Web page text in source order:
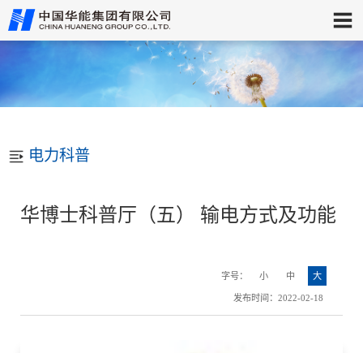
电力科普
华博士科普厅（五） 输电方式及功能
字号： 小 中 大
发布时间：2022-02-18